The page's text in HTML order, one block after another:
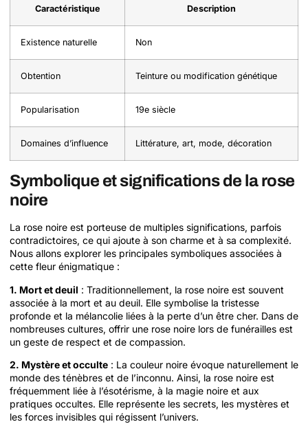
Caractéristique Description
Existence naturelle Non
Obtention Teinture ou modification génétique
Popularisation 19e siècle
Domaines d’influence Littérature, art, mode, décoration
Symbolique et significations de la rose
noire
La rose noire est porteuse de multiples significations, parfois
contradictoires, ce qui ajoute à son charme et à sa complexité.
Nous allons explorer les principales symboliques associées à
cette fleur énigmatique :
1. Mort et deuil : Traditionnellement, la rose noire est souvent
associée à la mort et au deuil. Elle symbolise la tristesse
profonde et la mélancolie liées à la perte d’un être cher. Dans de
nombreuses cultures, offrir une rose noire lors de funérailles est
un geste de respect et de compassion.
2. Mystère et occulte : La couleur noire évoque naturellement le
monde des ténèbres et de l’inconnu. Ainsi, la rose noire est
fréquemment liée à l’ésotérisme, à la magie noire et aux
pratiques occultes. Elle représente les secrets, les mystères et
les forces invisibles qui régissent l’univers.